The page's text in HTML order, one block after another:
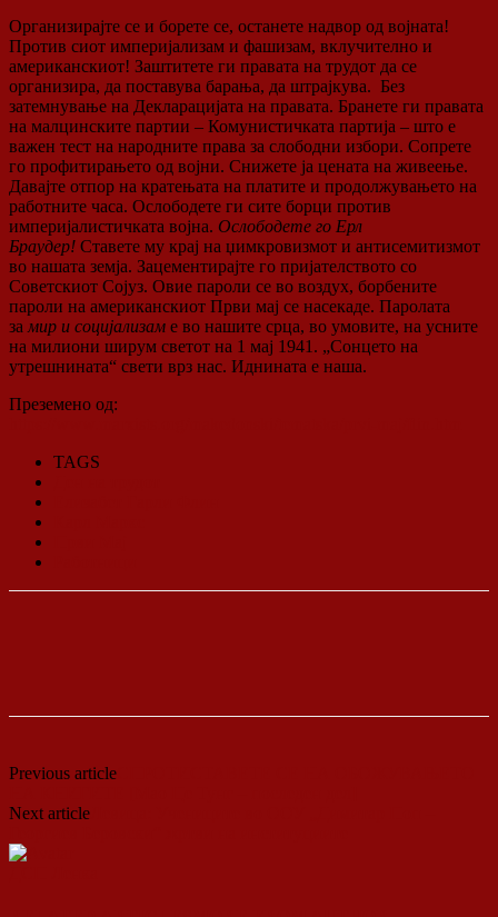
Организирајте се и борете се, останете надвор од војната!
Против сиот империјализам и фашизам, вклучително и
американскиот! Заштитете ги правата на трудот да се
организира, да поставува барања, да штрајкува. Без
затемнување на Декларацијата на правата. Бранете ги правата
на малцинските партии – Комунистичката партија – што е
важен тест на народните права за слободни избори. Сопрете
го профитирањето од војни. Снижете ја цената на живеење.
Давајте отпор на кратењата на платите и продолжувањето на
работните часа. Ослободете ги сите борци против
империјалистичката војна. Ослободете го Ерл
Браудер! Ставете му крај на џимкровизмот и антисемитизмот
во нашата земја. Зацементирајте го пријателството со
Советскиот Сојуз. Овие пароли се во воздух, борбените
пароли на американскиот Први мај се насекаде. Паролата
за мир и социјализам е во нашите срца, во умовите, на усните
на милиони ширум светот на 1 мај 1941. „Сонцето на
утрешнината“ свети врз нас. Иднината е наша.
Преземено од:
TAGS
Previous article
Next article